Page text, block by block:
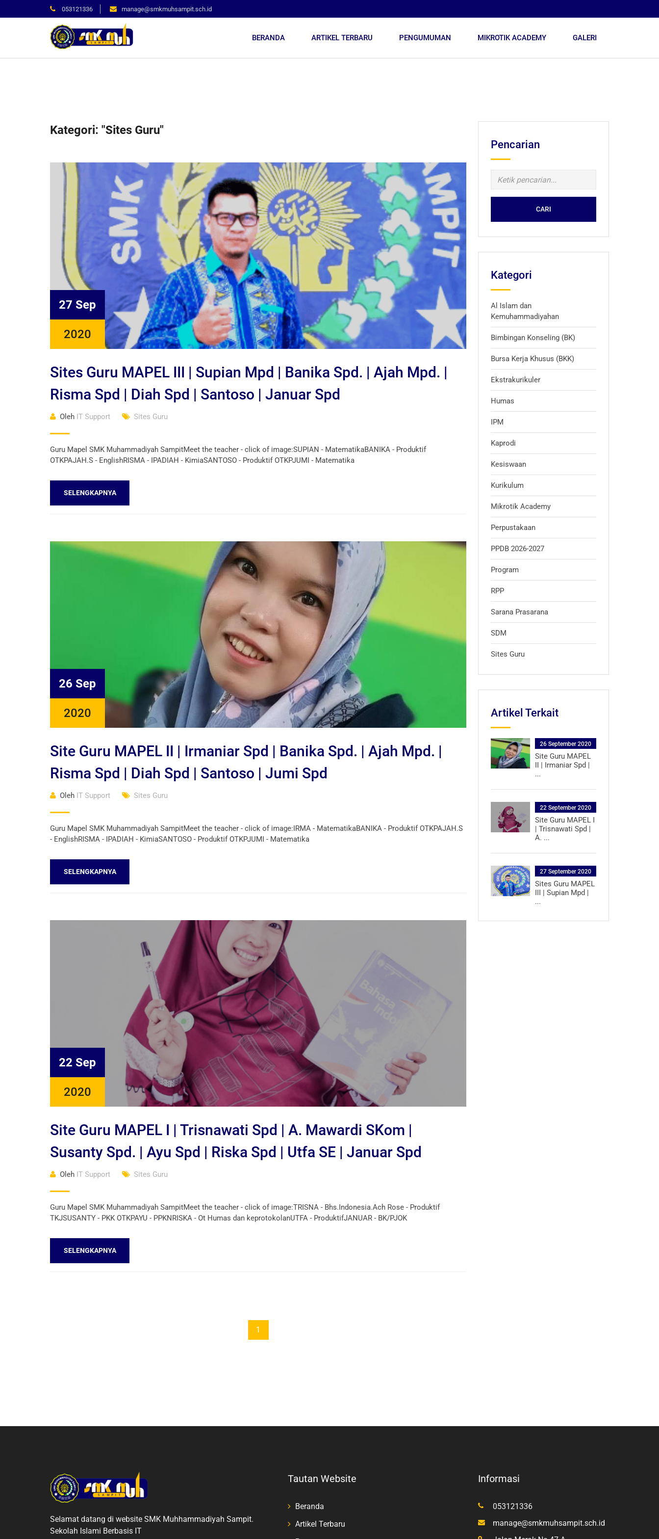
053121336 manage@smkmuhsampit.sch.id
BERANDA ARTIKEL TERBARU PENGUMUMAN MIKROTIK ACADEMY GALERI
Kategori: "Sites Guru"
27 Sep
2020
Sites Guru MAPEL III | Supian Mpd | Banika Spd. | Ajah Mpd. |
Risma Spd | Diah Spd | Santoso | Januar Spd
Oleh IT Support Sites Guru
Guru Mapel SMK Muhammadiyah SampitMeet the teacher - click of image:SUPIAN - MatematikaBANIKA - Produktif
OTKPAJAH.S - EnglishRISMA - IPADIAH - KimiaSANTOSO - Produktif OTKPJUMI - Matematika
SELENGKAPNYA
26 Sep
2020
Site Guru MAPEL II | Irmaniar Spd | Banika Spd. | Ajah Mpd. |
Risma Spd | Diah Spd | Santoso | Jumi Spd
Oleh IT Support Sites Guru
Guru Mapel SMK Muhammadiyah SampitMeet the teacher - click of image:IRMA - MatematikaBANIKA - Produktif OTKPAJAH.S
- EnglishRISMA - IPADIAH - KimiaSANTOSO - Produktif OTKPJUMI - Matematika
SELENGKAPNYA
22 Sep
2020
Site Guru MAPEL I | Trisnawati Spd | A. Mawardi SKom |
Susanty Spd. | Ayu Spd | Riska Spd | Utfa SE | Januar Spd
Oleh IT Support Sites Guru
Guru Mapel SMK Muhammadiyah SampitMeet the teacher - click of image:TRISNA - Bhs.Indonesia.Ach Rose - Produktif
TKJSUSANTY - PKK OTKPAYU - PPKNRISKA - Ot Humas dan keprotokolanUTFA - ProduktifJANUAR - BK/PJOK
SELENGKAPNYA
1
Pencarian
CARI
Kategori
Al Islam dan
Kemuhammadiyahan
Bimbingan Konseling (BK)
Bursa Kerja Khusus (BKK)
Ekstrakurikuler
Humas
IPM
Kaprodi
Kesiswaan
Kurikulum
Mikrotik Academy
Perpustakaan
PPDB 2026-2027
Program
RPP
Sarana Prasarana
SDM
Sites Guru
Artikel Terkait
26 September 2020
Site Guru MAPEL
II | Irmaniar Spd |
...
22 September 2020
Site Guru MAPEL I
| Trisnawati Spd |
A. ...
27 September 2020
Sites Guru MAPEL
III | Supian Mpd |
...
Selamat datang di website SMK Muhhammadiyah Sampit.
Sekolah Islami Berbasis IT
Tautan Website
Beranda
Artikel Terbaru
Informasi
053121336
manage@smkmuhsampit.sch.id